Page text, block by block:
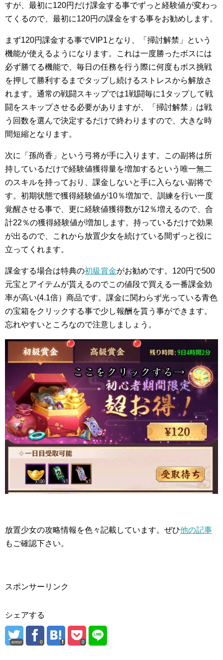
すが、最初に120円だけ課金する事でずっと経験値が変わっ
てくるので、最初に120円の課金をする事をお勧めします。
まず120円課金する事でVIP1となり、「掃討解禁」という
機能が使えるようになります。これは一度勝ったボスには
必ず勝てる機能で、毎日の任務を行う際に何度もボス挑戦
を押して勝利するまでタップし続けるストレスから解放さ
れます。通常の戦闘スキップでは1戦闘毎に1タップして戦
闘をスキップさせる必要がありますが、「掃討解禁」は戦
う回数を選んで決定するだけで終わりますので、大きな時
間短縮となります。
次に「孫尚香」という弓将が手に入ります。この副将は所
持しているだけで経験値獲得量を増加するという唯一無二
のスキルを持っており、課金しないと手に入らない副将で
す。初期状態で獲得経験値が10％増加で、訓練を行い一度
覚醒させる事で、更に経験値獲得数が12％増えるので、合
計22％の獲得経験値が増加します。持っているだけで効果
が出るので、これから放置少女を続けている間ずっと役に
立ってくれます。
課金する場合は特典の初級賞金がお勧めです。120円で500
元宝とアイテムが貰えるのでこの値段で買える一番課金効
率が高い(4.1倍）商品です。課金に関わらず光っている青色
の宝箱をクリックする事で少し報酬を貰う事ができます。
忘れやすいところなので注意しましょう。
放置少女の攻略情報を色々記載しています。ぜひ他の記事
もご確認下さい。
スポンサーリンク
シェアする
error 0 0